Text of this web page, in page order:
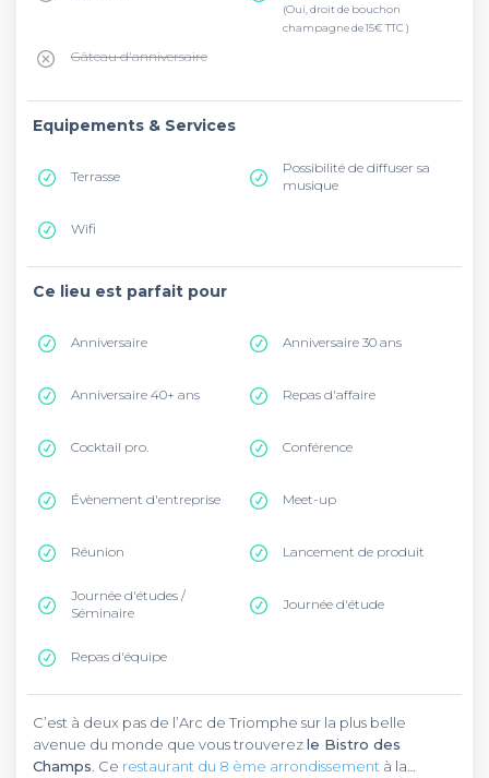
(Oui, droit de bouchon
champagne de 15€ TTC )
Gâteau d'anniversaire
Equipements & Services
Terrasse
Possibilité de diffuser sa
musique
Wifi
Ce lieu est parfait pour
Anniversaire Anniversaire 30 ans
Anniversaire 40+ ans Repas d'affaire
Cocktail pro. Conférence
Évènement d'entreprise Meet-up
Réunion Lancement de produit
Journée d'études /
Séminaire
Journée d'étude
Repas d'équipe
C’est à deux pas de l’Arc de Triomphe sur la plus belle
avenue du monde que vous trouverezle Bistro des
Champs . Ce restaurant du 8 ème arrondissement à la